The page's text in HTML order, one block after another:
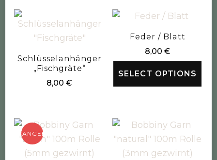
Schlüsselanhänger
„Fischgräte“
8,00€
Feder / Blatt
8,00 €
SELECT OPTIONS
ANGEBOT!